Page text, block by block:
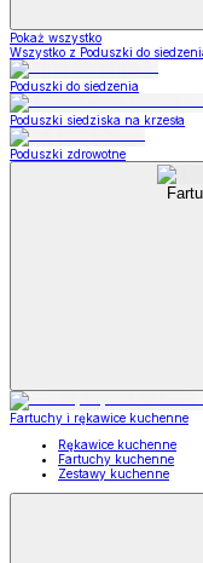
Pokaż wszystko
Wszystko z Poduszki do
Poduszki do siedzenia
Poduszki siedziska na krzesła
Poduszki zdrowotne
Fartuchy i rękawice kuchenne
Rękawice kuchenne
Fartuchy kuchenne
Zestawy kuchenne